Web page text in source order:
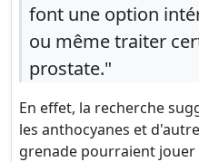
font une option
ou même traiter
prostate."
En effet, la recherche
les anthocyanes et
grenade pourraient